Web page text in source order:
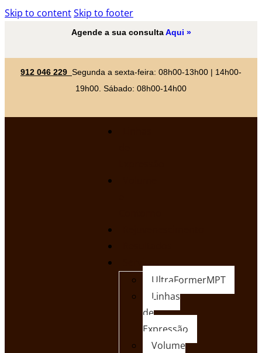
Skip to contentSkip to footer
Agende a sua consultaAqui »
912 046 229 Segunda a sexta-feira: 08h00-13h00 | 14h00-
19h00. Sábado: 08h00-14h00
UltraFormerMPT
Linhas
de
Expressão
Volume